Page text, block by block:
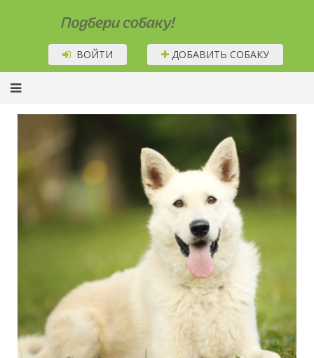
Подбери собаку!
ВОЙТИ ДОБАВИТЬ СОБАКУ